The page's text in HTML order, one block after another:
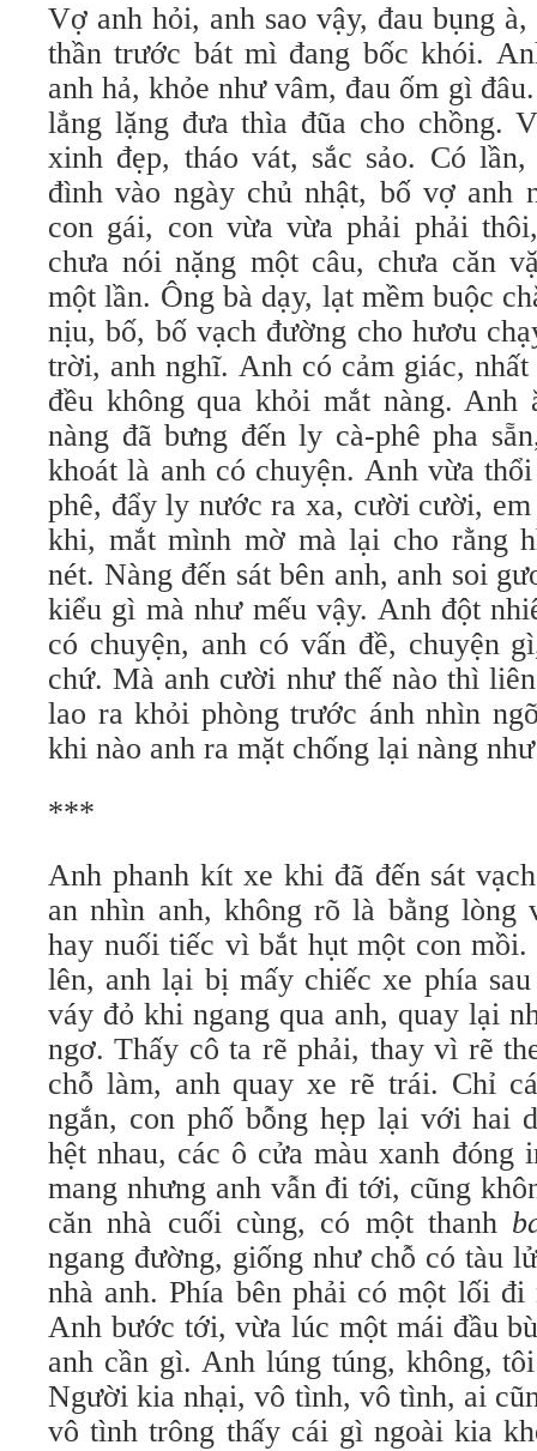
Vợ anh hỏi, anh sao vậy, đau bụng
thần trước bát mì đang bốc khói.
anh hả, khỏe như vâm, đau ốm gì
lẳng lặng đưa thìa đũa cho chồng.
xinh đẹp, tháo vát, sắc sảo. Có
đình vào ngày chủ nhật, bố vợ anh
con gái, con vừa vừa phải phải
chưa nói nặng một câu, chưa căn
một lần. Ông bà dạy, lạt mềm buộc
nịu, bố, bố vạch đường cho hươu
trời, anh nghĩ. Anh có cảm giác,
đều không qua khỏi mắt nàng. Anh
nàng đã bưng đến ly cà-phê pha
khoát là anh có chuyện. Anh vừa
phê, đẩy ly nước ra xa, cười cười,
khi, mắt mình mờ mà lại cho rằng
nét. Nàng đến sát bên anh, anh soi
kiểu gì mà như mếu vậy. Anh đột
có chuyện, anh có vấn đề, chuyện
chứ. Mà anh cười như thế nào thì
lao ra khỏi phòng trước ánh nhìn
khi nào anh ra mặt chống lại nàng
***
Anh phanh kít xe khi đã đến sát
an nhìn anh, không rõ là bằng lòng
hay nuối tiếc vì bắt hụt một con
lên, anh lại bị mấy chiếc xe phía
váy đỏ khi ngang qua anh, quay lại
ngơ. Thấy cô ta rẽ phải, thay vì rẽ
chỗ làm, anh quay xe rẽ trái. Chỉ
ngắn, con phố bỗng hẹp lại với hai
hệt nhau, các ô cửa màu xanh đóng
mang nhưng anh vẫn đi tới, cũng
căn nhà cuối cùng, có một thanh
ngang đường, giống như chỗ có tàu
nhà anh. Phía bên phải có một lối
Anh bước tới, vừa lúc một mái đầu
anh cần gì. Anh lúng túng, không,
Người kia nhại, vô tình, vô tình, ai
vô tình trông thấy cái gì ngoài kia